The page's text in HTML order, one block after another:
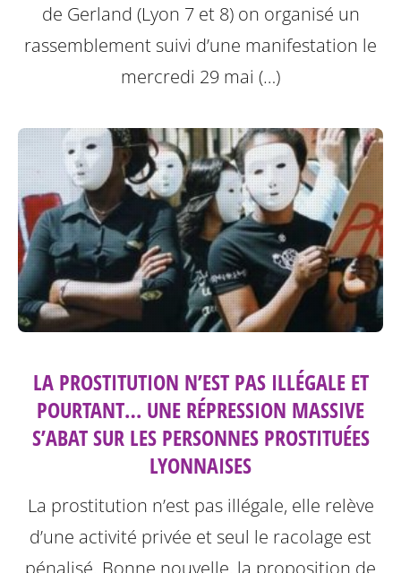
de Gerland (Lyon 7 et 8) on organisé un
rassemblement suivi d’une manifestation le
mercredi 29 mai (…)
LA PROSTITUTION N’EST PAS ILLÉGALE ET
POURTANT… UNE RÉPRESSION MASSIVE
S’ABAT SUR LES PERSONNES PROSTITUÉES
LYONNAISES
La prostitution n’est pas illégale, elle relève
d’une activité privée et seul le racolage est